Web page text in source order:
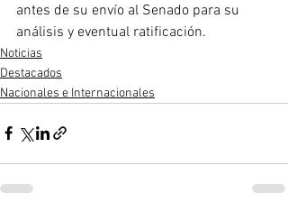
antes de su envío al Senado para su
análisis y eventual ratificación.
Noticias
Destacados
Nacionales e Internacionales